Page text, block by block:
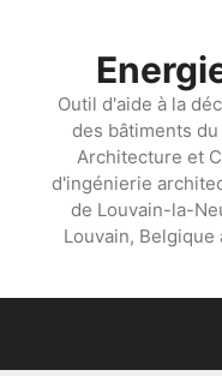
Outil d'aide à la
des bâtiments
Architecture et
d'ingénierie
de Louvain-la-
Louvain, Belgique